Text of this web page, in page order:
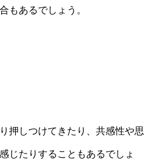
もあるでしょう。
押しつけてきたり、共感性や思
じたりすることもあるでしょ